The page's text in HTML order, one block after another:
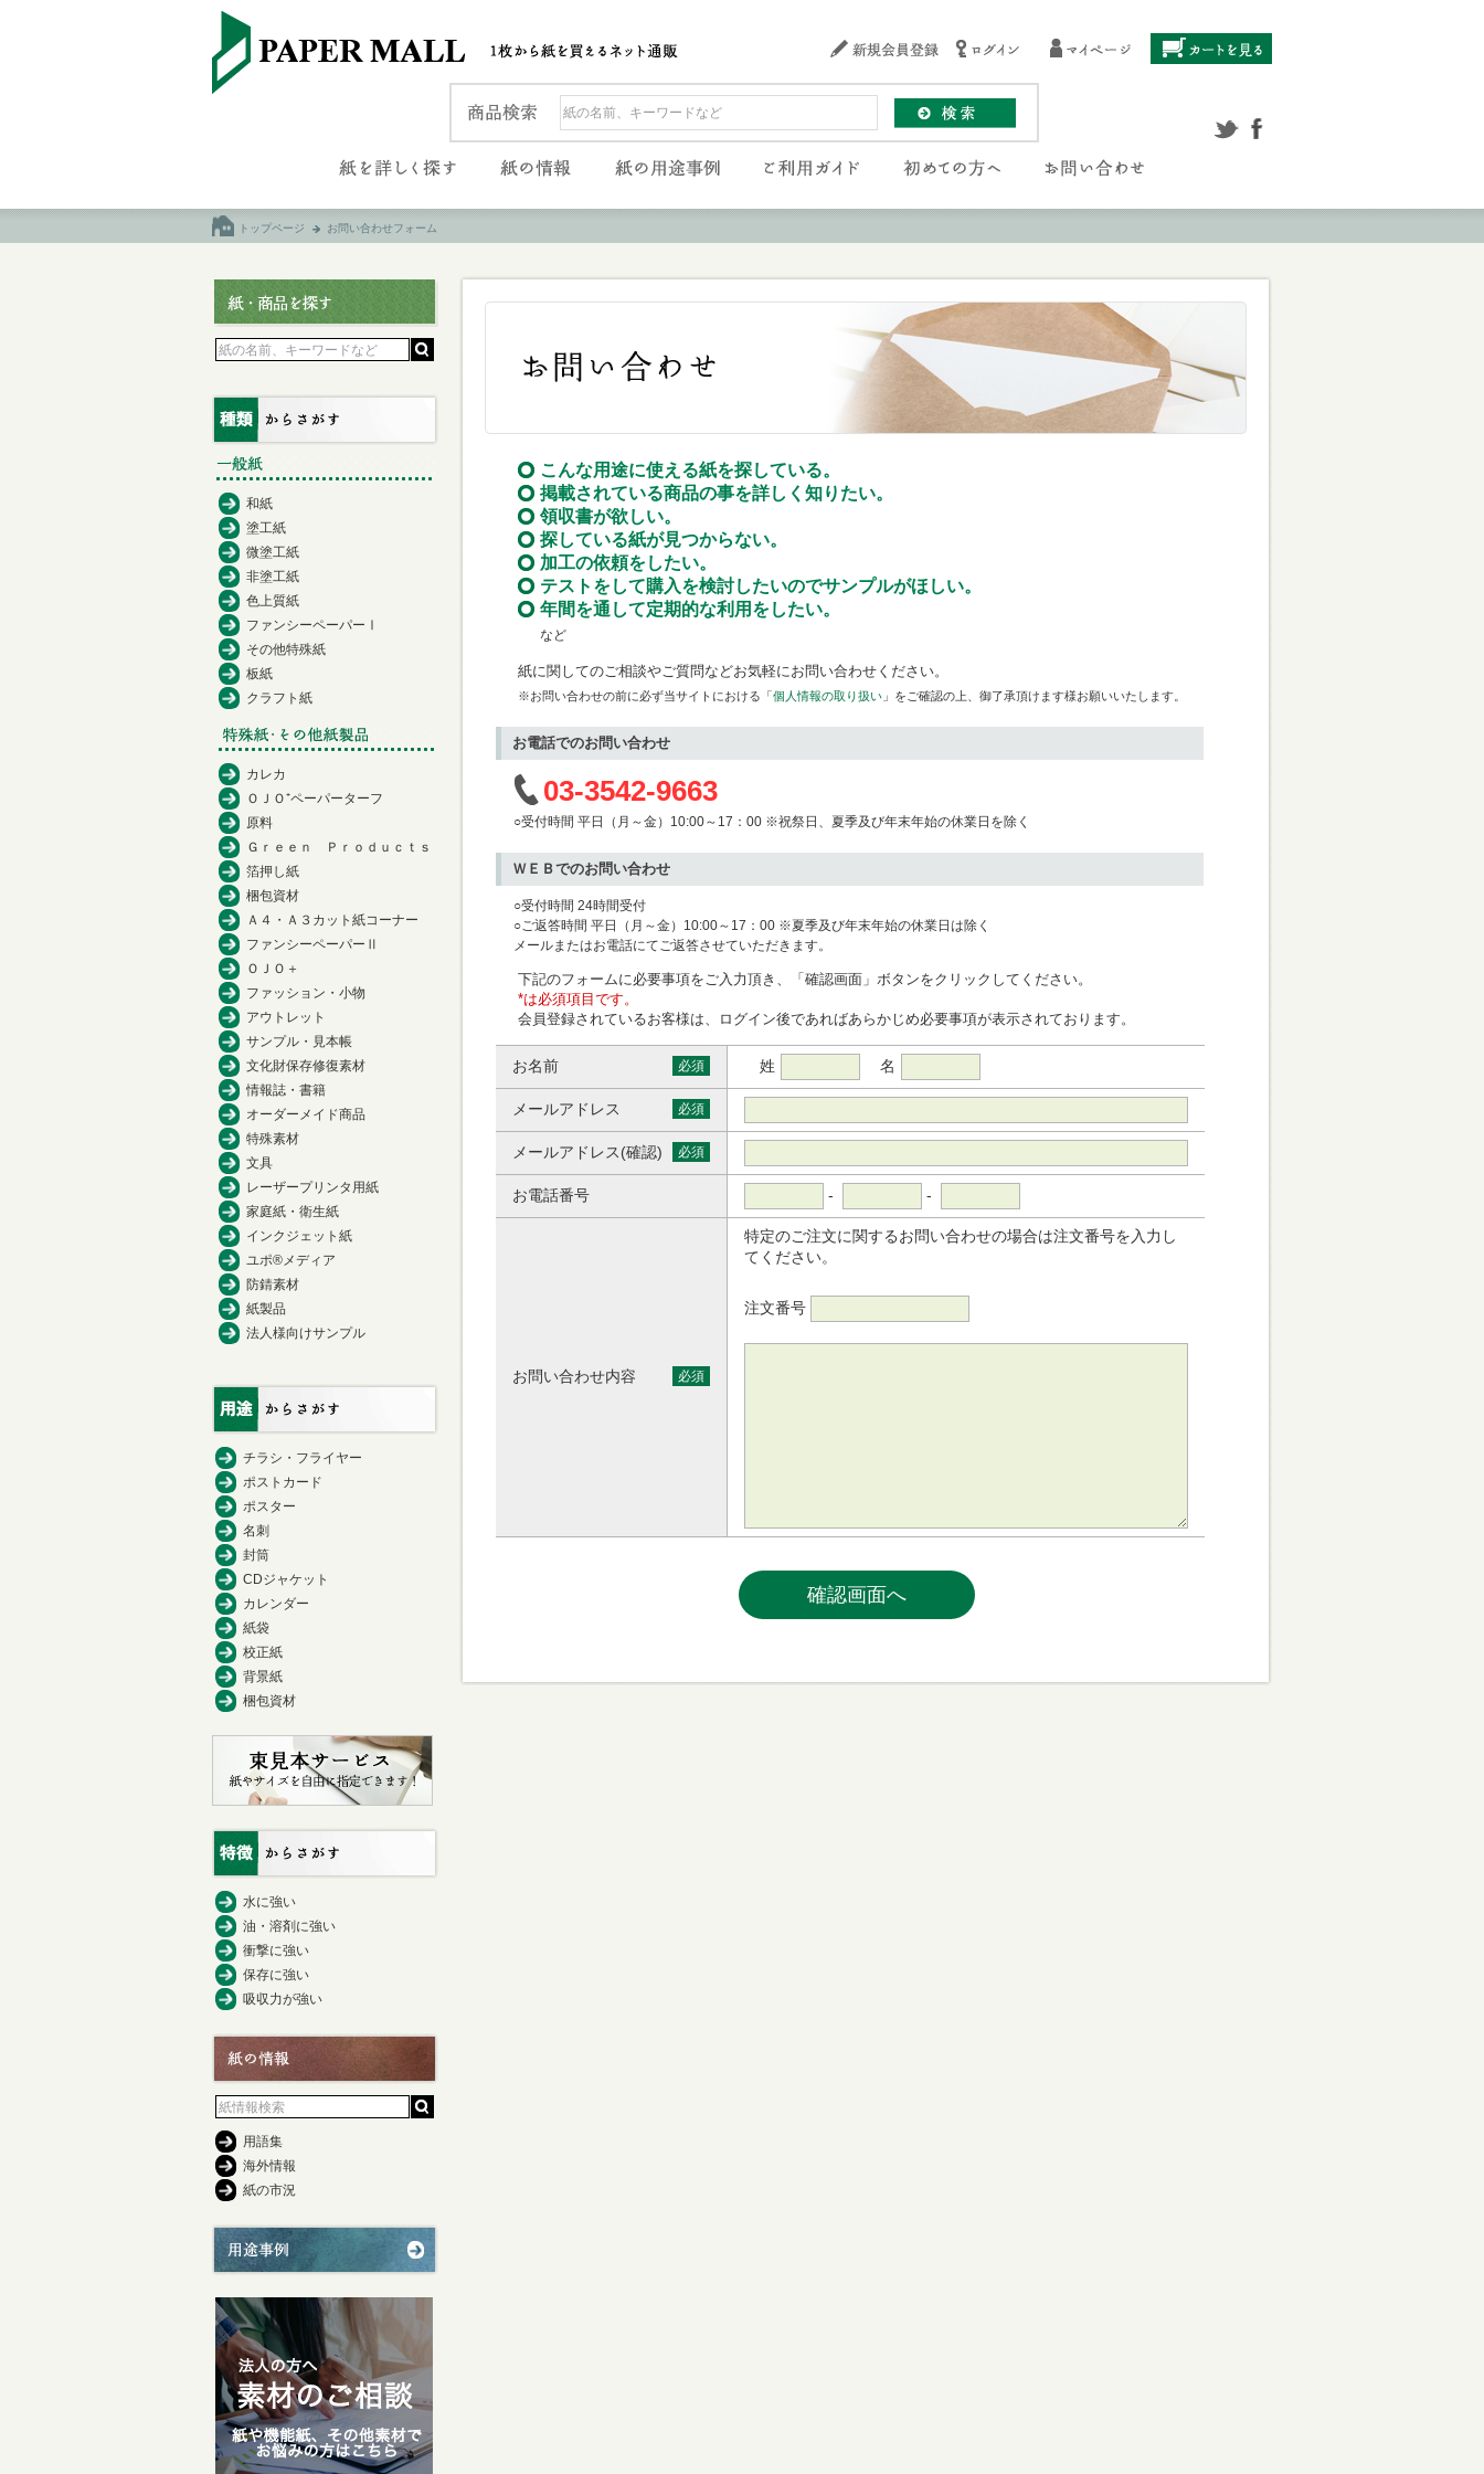
トップページ お問い合わせフォーム
こんな用途に使える紙を探している。
掲載されている商品の事を詳しく知りたい。
領収書が欲しい。
探している紙が見つからない。
加工の依頼をしたい。
テストをして購入を検討したいのでサンプルがほしい。
年間を通して定期的な利用をしたい。
など
紙に関してのご相談やご質問などお気軽にお問い合わせください。
※お問い合わせの前に必ず当サイトにおける「個人情報の取り扱い 」をご確認の上、御了承頂けます様お願いいたします。
お電話でのお問い合わせ
03-3542-9663
○受付時間 平日（月～金）10:00～17：00 ※祝祭日、夏季及び年末年始の休業日を除く
ＷＥＢでのお問い合わせ
○受付時間 24時間受付
○ご返答時間 平日（月～金）10:00～17：00 ※夏季及び年末年始の休業日は除く
メールまたはお電話にてご返答させていただきます。
下記のフォームに必要事項をご入力頂き、「確認画面」ボタンをクリックしてください。
*は必須項目です。
会員登録されているお客様は、ログイン後であればあらかじめ必要事項が表示されております。
お名前 必須 姓 名
メールアドレス 必須
メールアドレス(確認) 必須
お電話番号 - -
お問い合わせ内容 必須
特定のご注文に関するお問い合わせの場合は注文番号を入力し
てください。
注文番号
和紙
塗工紙
微塗工紙
非塗工紙
色上質紙
ファンシーペーパーⅠ
その他特殊紙
板紙
クラフト紙
カレカ
ＯＪＯ⁺ペーパーターフ
原料
Ｇｒｅｅｎ Ｐｒｏｄｕｃｔｓ
箔押し紙
梱包資材
Ａ４・Ａ３カット紙コーナー
ファンシーペーパーⅡ
ＯＪＯ＋
ファッション・小物
アウトレット
サンプル・見本帳
文化財保存修復素材
情報誌・書籍
オーダーメイド商品
特殊素材
文具
レーザープリンタ用紙
家庭紙・衛生紙
インクジェット紙
ユポ®メディア
防錆素材
紙製品
法人様向けサンプル
チラシ・フライヤー
ポストカード
ポスター
名刺
封筒
CDジャケット
カレンダー
紙袋
校正紙
背景紙
梱包資材
水に強い
油・溶剤に強い
衝撃に強い
保存に強い
吸収力が強い
用語集
海外情報
紙の市況